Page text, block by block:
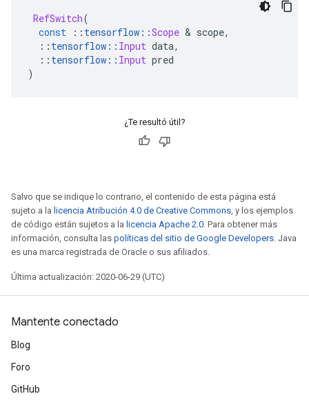
RefSwitch(
const
:: tensorflow ::Scope & scope,
:: tensorflow :: Input data,
:: tensorflow :: Input pred
)
¿Te resultó útil?
Salvo que se indique lo contrario, el contenido de esta página está
sujeto a la licencia Atribución 4.0 de Creative Commons, y los ejemplos
de código están sujetos a la licencia Apache 2.0. Para obtener más
información, consulta las políticas del sitio de Google Developers. Java
es una marca registrada de Oracle o sus afiliados.
Última actualización: 2020-06-29 (UTC)
Mantente conectado
Blog
Foro
GitHub